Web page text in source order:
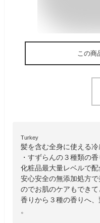
この商
Turkey
髪を含む全身に使える
・すずらんの３種類の
化粧品最大量レベルで
安心安全の無添加処方
のでお肌のケアもでき
香りから３種の香りへ
。